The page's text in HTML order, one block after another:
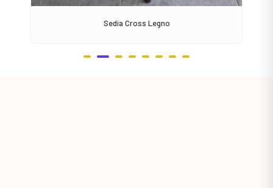
Sedia Cross Legno